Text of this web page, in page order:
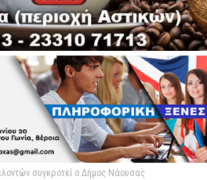
συγκροτεί ο Δήμος Νάουσας